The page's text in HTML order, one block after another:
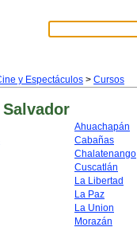
y Espectáculos > Cursos
Ahuachapán
Cabañas
Chalatenango
Cuscatlán
La Libertad
La Paz
La Union
Morazán